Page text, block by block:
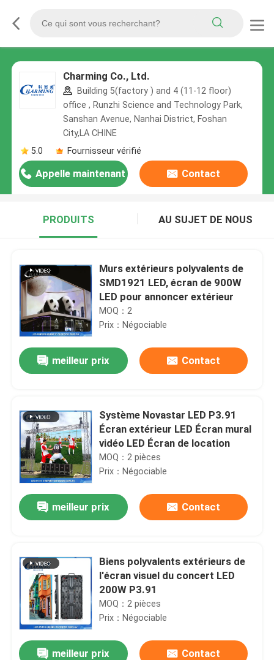
Charming Co., Ltd.
Building 5(factory ) and 4 (11-12 floor)
office , Runzhi Science and Technology Park,
Sanshan Avenue, Nanhai District, Foshan
City,LA CHINE
5.0
Fournisseur vérifié
Appelle maintenant Contact
PRODUITS AU SUJET DE NOUS
Murs extérieurs polyvalents de
SMD1921 LED, écran de 900W
LED pour annoncer extérieur
MOQ：2
Prix：Négociable
meilleur prix Contact
Système Novastar LED P3.91
Écran extérieur LED Écran mural
vidéo LED Écran de location
MOQ：2 pièces
Prix：Négociable
meilleur prix Contact
Biens polyvalents extérieurs de
l'écran visuel du concert LED
200W P3.91
MOQ：2 pièces
Prix：Négociable
meilleur prix Contact